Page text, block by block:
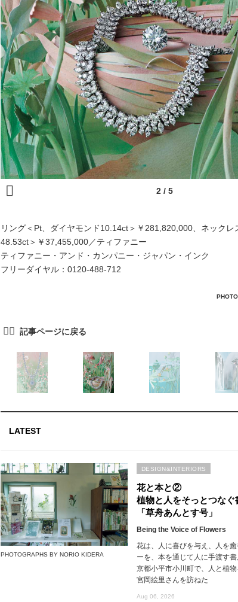
リング＜Pt、ダイヤモンド10.14ct＞￥281,820,000、ネックレ
48.53ct＞￥37,455,000／ティファニー
ティファニー・アンド・カンパニー・ジャパン・インク
フリーダイヤル：0120-488-712
LATEST
PHOTOGRAPHS BY NORIO KIDERA
花と本と②
植物と人をそっとつなぐ
「草舟あんとす号」
Being the Voice of Flowers
花は、人に喜びを与え、人を
ーを、本を通じて人に手渡す
京都小平市小川町で、人と植物
宮岡絵里さんを訪ねた
Aug 06, 2026
DESIGN&INTERIORS